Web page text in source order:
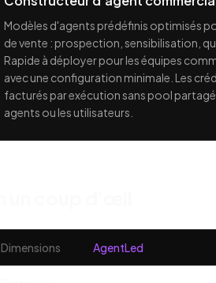
Modèles d'agents prédéfinis optimisés
de vente : prospection, sensibilisation,
Rapide à déployer pour les équipes
avec une configuration minimale. Les
facturés par exécution sans pool
agents ou les utilisateurs.
Dimensions AgentLed